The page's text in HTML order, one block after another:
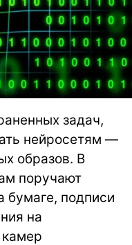
задач,
нейросетям —
образов. В
поручают
бумаге, подписи
на
камер